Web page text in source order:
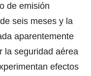
de emisión
seis meses y la
aparentemente
la seguridad aérea
efectos